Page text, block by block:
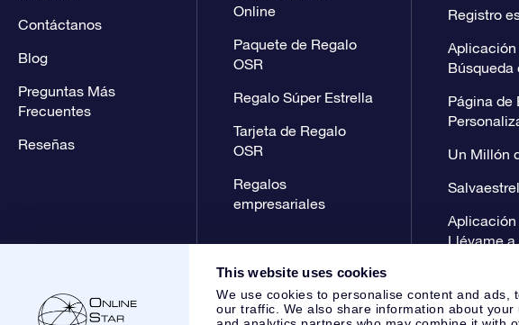
This website uses cookies
We use cookies to personalise content and
our traffic. We also share information about
Contáctanos
Blog
Preguntas Más
Frecuentes
Reseñas
Online
Paquete de Regalo
OSR
Regalo Súper Estrella
Tarjeta de Regalo
OSR
Regalos
empresariales
Registro
Aplicación
Búsqueda
Página de
Un Millón
Aplicación
Llévame a